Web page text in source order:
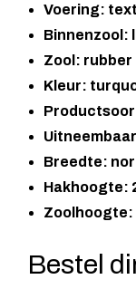
Voering:
Binnenzool:
Zool: rubber
Kleur:
Breedte:
Hakhoogte:
Zoolhoogte:
Bestel